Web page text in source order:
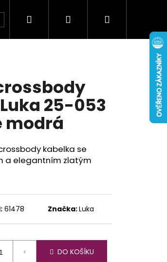
NovinkyHledat PřihlášeníNákupní
25-053
modrá
kabelka se
a elegantním zlatým
61478 Značka:Luka
DO KOŠÍKU